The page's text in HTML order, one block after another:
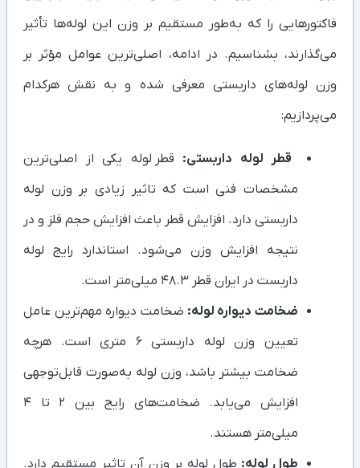
فاکتورهایی را که به‌طور مستقیم بر وزن این لوله‌ها تأثیر
می‌گذارند، بشناسیم. در ادامه، اصلی‌ترین عوامل مؤثر بر
وزن لوله‌های داربستی معرفی شده و به نقش هرکدام
می‌پردازیم:
قطر لوله داربستی: قطر لوله یکی از اصلی‌ترین
مشخصات فنی است که تاثیر زیادی بر وزن لوله
داربستی دارد. افزایش قطر باعث افزایش حجم فلز و در
نتیجه افزایش وزن می‌شود. استاندارد رایج لوله
داربست در ایران قطر ۴۸.۳ میلی‌متر است.
ضخامت دیواره لوله: ضخامت دیواره مهم‌ترین عامل
تعیین وزن لوله داربستی ۶ متری است. هرچه
ضخامت بیشتر باشد، وزن لوله به‌صورت قابل‌توجهی
افزایش می‌یابد. ضخامت‌های رایج بین ۲ تا ۴
میلی‌متر هستند.
طول لوله: طول لوله بر وزن آن تاثیر مستقیم دارد.